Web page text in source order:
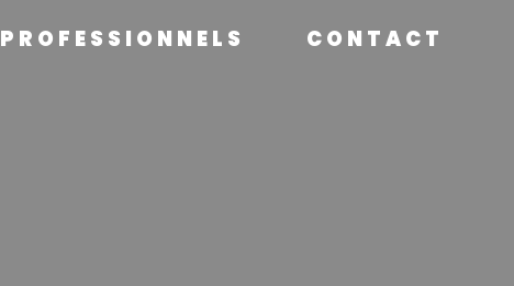
PROFESSIONNELS CONTACT